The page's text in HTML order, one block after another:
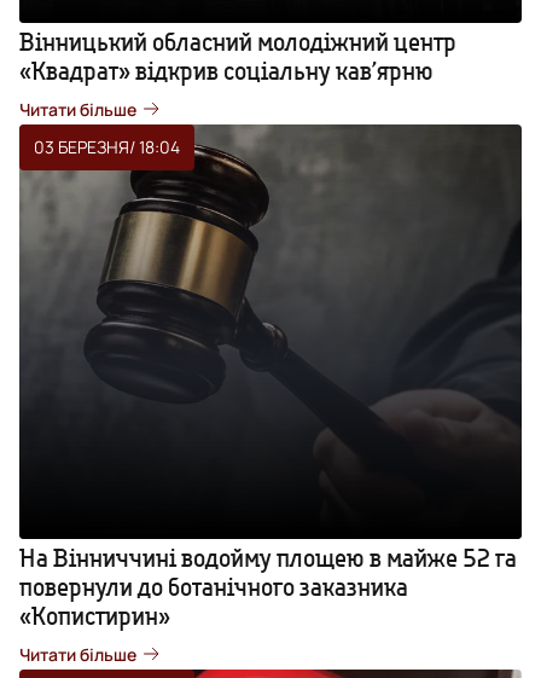
Вінницький обласний молодіжний центр
«Квадрат» відкрив соціальну кав’ярню
Читати більше
03 БЕРЕЗНЯ/ 18:04
На Вінниччині водойму площею в майже 52 га
повернули до ботанічного заказника
«Копистирин»
Читати більше